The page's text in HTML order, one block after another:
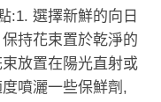
:1. 選擇新鮮的向日
持花束置於乾淨的
放置在陽光直射或
噴灑一些保鮮劑,